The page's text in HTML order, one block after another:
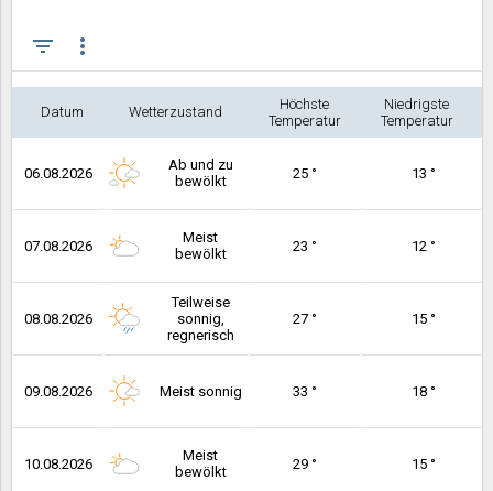
filter_list more_vert
Datum Wetterzustand
Höchste
Temperatur
Niedrigste
Temperatur
06.08.2026
Ab und zu
bewölkt
25 ° 13 °
07.08.2026
Meist
bewölkt
23 ° 12 °
08.08.2026
Teilweise
sonnig,
regnerisch
27 ° 15 °
09.08.2026 Meist sonnig 33 ° 18 °
10.08.2026
Meist
bewölkt
29 ° 15 °